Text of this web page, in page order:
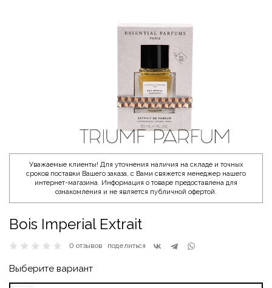
Уважаемые клиенты! Для уточнения наличия на складе и точных
сроков поставки Вашего заказа, с Вами свяжется менеджер нашего
интернет-магазина. Информация о товаре предоставлена для
ознакомления и не является публичной офертой.
Bois Imperial Extrait
0 отзывов поделиться
Выберите вариант